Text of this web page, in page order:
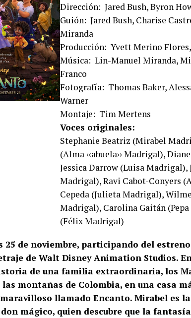
Dirección: Jared Bush, Byron
Guión: Jared Bush, Charise
Miranda
Producción: Yvett Merino
Música: Lin-Manuel Miranda,
Franco
Fotografía: Thomas Baker,
Warner
Montaje: Tim Mertens
Voces originales:
Stephanie Beatriz (Mirabel
(Alma ‹‹abuela›› Madrigal),
Jessica Darrow (Luisa
Madrigal), Ravi Cabot-Conyers
Cepeda (Julieta Madrigal),
Madrigal), Carolina Gaitán
(Félix Madrigal)
25 de noviembre, participando del
de Walt Disney Animation Studios.
de una familia extraordinaria, los
montañas de Colombia, en una casa
llamado Encanto. Mirabel es
mágico, quien descubre que la